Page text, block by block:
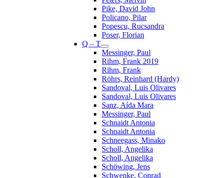
Pike, David John
Policano, Pilar
Popescu, Rucsandra
Poser, Florian
Q – T
Messinger, Paul
Rihm, Frank 2019
Rihm, Frank
Röhrs, Reinhard (Hardy)
Sandoval, Luis Olivares
Sandoval, Luis Olivares
Sanz, Aída Mara
Messinger, Paul
Schnaidt Antonia
Schnaidt Antonia
Schneegass, Minako
Scholl, Angelika
Scholl, Angelika
Schöwing, Jens
Schwenke, Conrad